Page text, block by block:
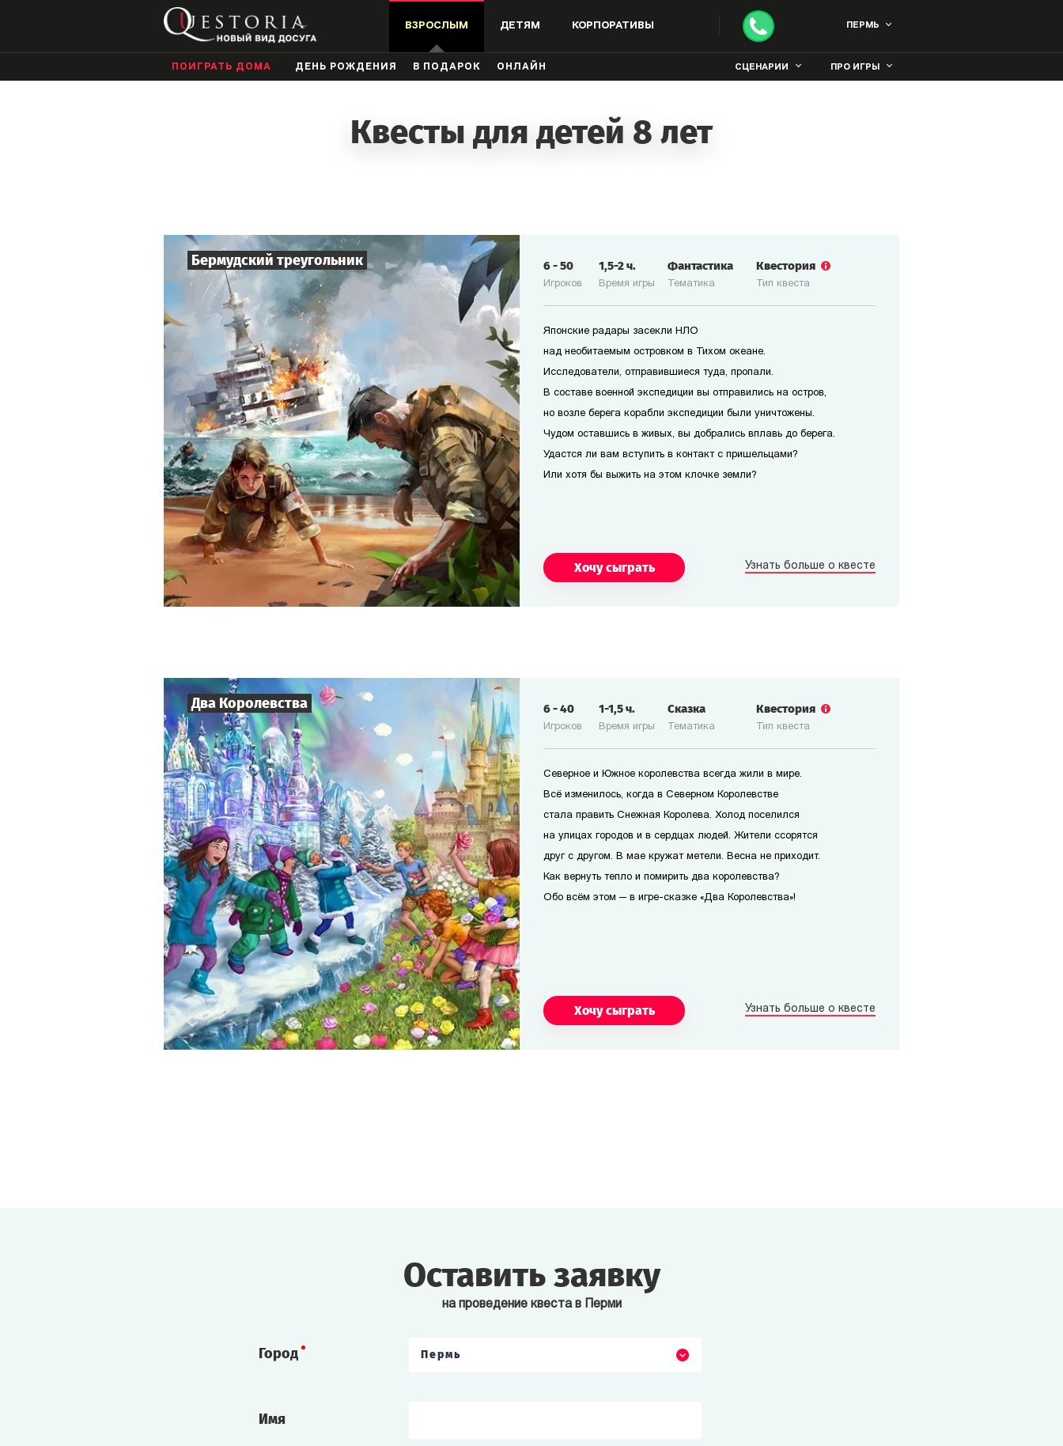
ВЗРОСЛЫМ ДЕТЯМ КОРПОРАТИВЫ ПЕРМЬ
ПОИГРАТЬ ДОМА ДЕНЬ РОЖДЕНИЯ В ПОДАРОК ОНЛАЙН СЦЕНАРИИ ПРО ИГРЫ
Квесты для детей 8 лет
Бермудский треугольник
Игроков
6-50
Время игры
1,5-2ч.
Тематика
Фантастика
Тип квеста
Квестория
Японские радары засекли НЛО
над необитаемым островком в Тихом океане.
Исследователи, отправившиеся туда, пропали.
В составе военной экспедиции вы отправились на остров,
но возле берега корабли экспедиции были уничтожены.
Чудом оставшись в живых, вы добрались вплавь до берега.
Удастся ли вам вступить в контакт с пришельцами?
Или хотя бы выжить на этом клочке земли?
Хочу сыграть Узнать больше о квесте
Два Королевства
Игроков
6-40
Время игры
1-1,5ч.
Тематика
Сказка
Тип квеста
Квестория
Северное и Южное королевства всегда жили в мире.
Всё изменилось, когда в Северном Королевстве
стала править Снежная Королева. Холод поселился
на улицах городов и в сердцах людей. Жители ссорятся
друг с другом. В мае кружат метели. Весна не приходит.
Как вернуть тепло и помирить два королевства?
Обо всём этом — в игре-сказке «Два Королевства»!
Хочу сыграть Узнать больше о квесте
Оставить заявку
на проведение квеста в Перми
Город Пермь
Имя